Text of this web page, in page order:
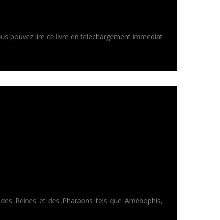
pouvez lire ce livre en telechargement immediat
Reines et des Pharaons tels que Aménophis,